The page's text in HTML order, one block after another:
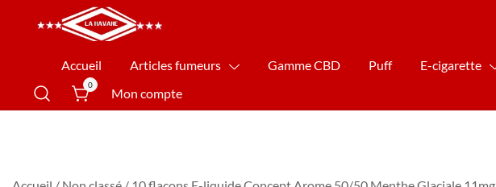
La Havane Nîmes
Accueil Articles fumeurs Gamme CBD Puff E-cigarette
0
Mon compte